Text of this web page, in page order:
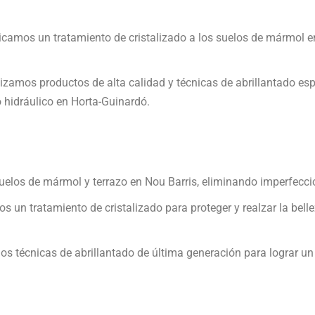
un tratamiento de cristalizado a los suelos de mármol
productos de alta calidad y técnicas de abrillantado
en Horta-Guinardó.
de mármol y terrazo en Nou Barris, eliminando
un tratamiento de cristalizado para proteger y realzar la
técnicas de abrillantado de última generación para lograr